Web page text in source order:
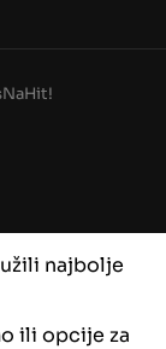
najbolje
ili opcije za